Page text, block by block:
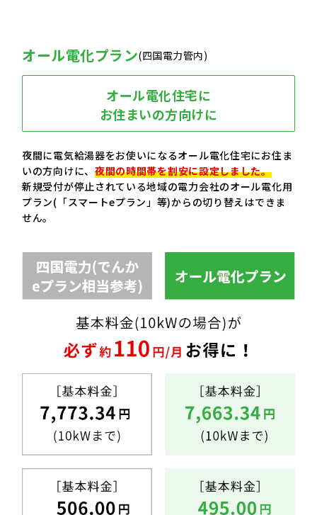
オール電化プラン(四国電力管内)
オール電化住宅に
お住まいの方向けに
夜間に電気給湯器をお使いになるオール電化住宅にお住ま
いの方向けに、 夜間の時間帯を割安に設定しました。
新規受付が停止されている地域の電力会社のオール電化用
プラン(「スマートeプラン」等)からの切り替えはできま
せん。